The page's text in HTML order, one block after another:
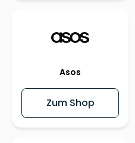
Asos
Zum Shop